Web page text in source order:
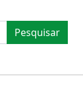
Pesquisar